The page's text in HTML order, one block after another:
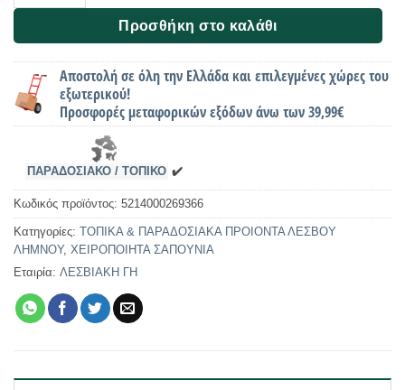
Προσθήκη στο καλάθι
Αποστολή σε όλη την Ελλάδα και επιλεγμένες χώρες του
εξωτερικού!
Προσφορές μεταφορικών εξόδων άνω των 39,99€
ΠΑΡΑΔΟΣΙΑΚΟ / ΤΟΠΙΚΟ ✔️
Κωδικός προϊόντος: 5214000269366
Κατηγορίες: ΤΟΠΙΚΑ & ΠΑΡΑΔΟΣΙΑΚΑ ΠΡΟΙΟΝΤΑ ΛΕΣΒΟΥ
ΛΗΜΝΟΥ, ΧΕΙΡΟΠΟΙΗΤΑ ΣΑΠΟΥΝΙΑ
Εταιρία: ΛΕΣΒΙΑΚΗ ΓΗ